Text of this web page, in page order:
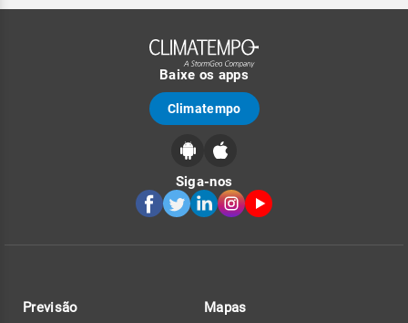
Baixe os apps
Climatempo
Siga-nos
Previsão Mapas